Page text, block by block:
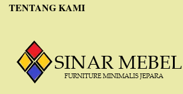
TENTANG KAMI